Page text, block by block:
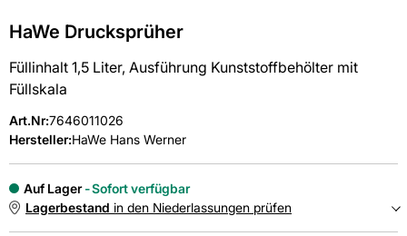
HaWe Drucksprüher
Füllinhalt 1,5 Liter, Ausführung Kunststoffbehölter mit
Füllskala
Art.Nr:7646011026
Hersteller:HaWe Hans Werner
Auf Lager
Sofort verfügbar
Lagerbestand in den Niederlassungen prüfen